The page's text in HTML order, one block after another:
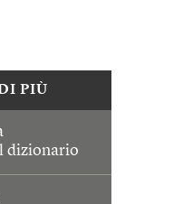
PIÙ
dizionario